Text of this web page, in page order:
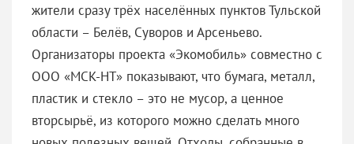
жители сразу трёх населённых пунктов Тульской
области – Белёв, Суворов и Арсеньево.
Организаторы проекта «Экомобиль» совместно с
ООО «МСК-НТ» показывают, что бумага, металл,
пластик и стекло – это не мусор, а ценное
вторсырьё, из которого можно сделать много